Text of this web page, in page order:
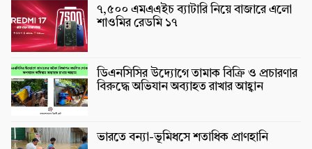
৭,৫০০ এমএএইচ ব্যাটারি নিয়ে বাজারে এলো
শাওমির রেডমি ১৭
ডিএনসিসির উদ্যোগে তামাক বিক্রি ও প্রচারণার
বিরুদ্ধে অভিযান অব্যাহত রাখার আহ্বান
ভারতে বন্যা-ভূমিধসে শতাধিক প্রাণহানি